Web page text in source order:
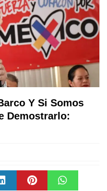
Y Si Somos
Demostrarlo: